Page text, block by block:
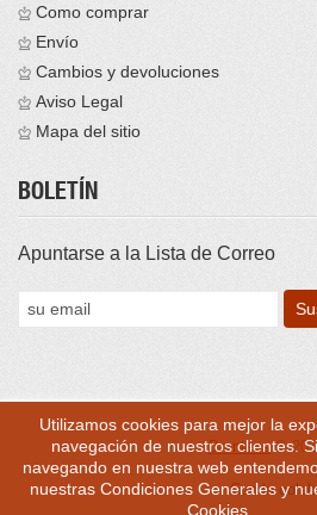
Utilizamos cookies para mejor la
navegación de nuestros clientes.
navegando en nuestra web
nuestras Condiciones Generalesy
Cookies.
Como comprar
Envío
Cambios y devoluciones
Aviso Legal
Mapa del sitio
BOLETÍN
Apuntarse a la Lista de Correo
Brontess©
Con la